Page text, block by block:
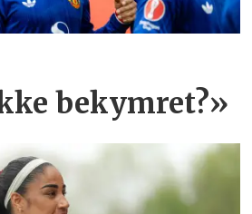
bekymret?»